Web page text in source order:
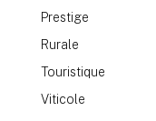
Prestige
Rurale
Touristique
Viticole